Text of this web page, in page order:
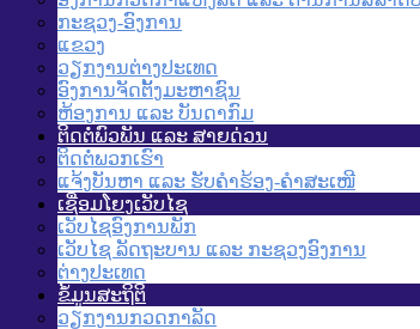
ກະຊວງ-ອົງການ
ແຂວງ
ວຽກງານຕ່າງປະເທດ
ອົງການຈັດຕັ້ງມະຫາຊົນ
ຫ້ອງການ ແລະ ບັນດາກົມ
ຕິດຕໍ່ພົວພັນ ແລະ ສາຍດ່ວນ
ຕິດຕໍ່ພວກເຮົາ
ແຈ້ງບັນຫາ ແລະ ຮັບຄໍາຮ້ອງ-ຄໍາສະເໜີ
ເຊື່ອມໂຍງເວັບໄຊ
ເວັບໄຊອົງການພັກ
ເວັບໄຊ ລັດຖະບານ ແລະ ກະຊວງອົງການ
ຕ່າງປະເທດ
ຂໍ້ມູນສະຖິຕິ
ວຽກງານກວດກາລັດ